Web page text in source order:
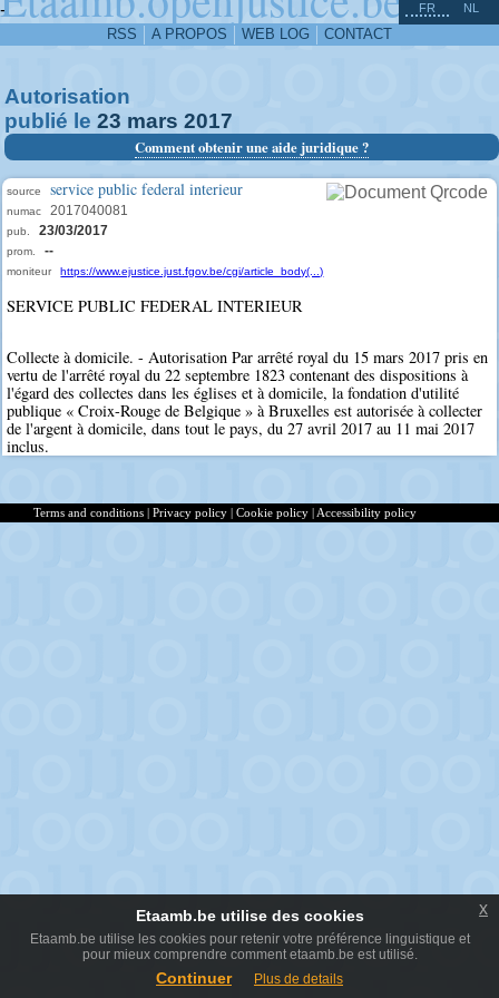
-
RSS A PROPOS WEB LOG CONTACT
FR NL
Autorisation
publié le 23 mars 2017
Comment obtenir une aide juridique ?
source service public federal interieur
numac 2017040081
pub. 23/03/2017
prom. --
moniteur https://www.ejustice.just.fgov.be/cgi/article_body(...)
SERVICE PUBLIC FEDERAL INTERIEUR
Collecte à domicile. - Autorisation Par arrêté royal du 15 mars 2017 pris en
vertu de l'arrêté royal du 22 septembre 1823 contenant des dispositions à
l'égard des collectes dans les églises et à domicile, la fondation d'utilité
publique « Croix-Rouge de Belgique » à Bruxelles est autorisée à collecter
de l'argent à domicile, dans tout le pays, du 27 avril 2017 au 11 mai 2017
inclus.
^
Terms and conditions | Privacy policy | Cookie policy | Accessibility policy
Etaamb.be utilise des cookies
Etaamb.be utilise les cookies pour retenir votre préférence linguistique et
pour mieux comprendre comment etaamb.be est utilisé.
Continuer Plus de details
x